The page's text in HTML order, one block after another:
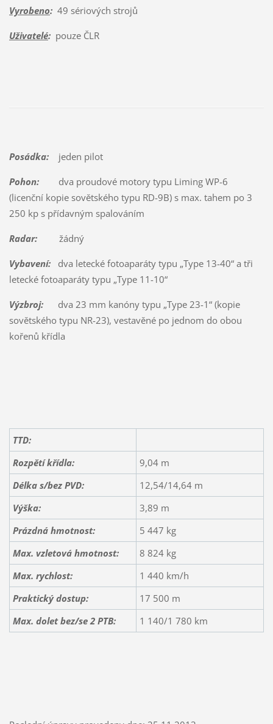
Vyrobeno:49 sériových strojů
Uživatelé:pouze ČLR
Posádka:jeden pilot
Pohon:dva proudové motory typu Liming WP-6
(licenční kopie sovětského typu RD-9B) s max. tahem po 3
250 kp s přídavným spalováním
Radar:žádný
Vybavení:dva letecké fotoaparáty typu „Type 13-40“ a tři
letecké fotoaparáty typu „Type 11-10“
Výzbroj:dva 23 mm kanóny typu „Type 23-1“ (kopie
sovětského typu NR-23), vestavěné po jednom do obou
kořenů křídla
TTD:
Rozpětí křídla:
9,04 m
Délka s/bez PVD:
12,54/14,64 m
Výška:
3,89 m
Prázdná hmotnost:
5 447 kg
Max. vzletová hmotnost:
8 824 kg
Max. rychlost:
1 440 km/h
Praktický dostup:
17 500 m
Max. dolet bez/se 2 PTB:
1 140/1 780 km